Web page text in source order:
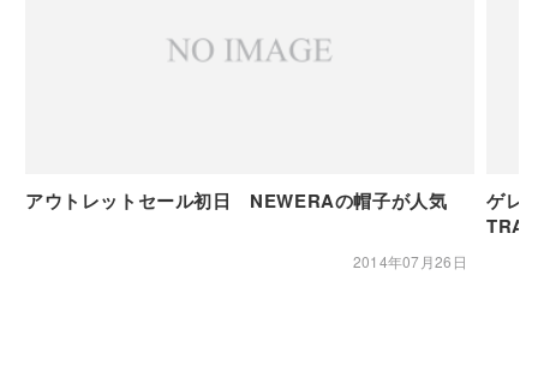
アウトレットセール初日 NEWERAの帽子が人気
2014年07月26日
ゲレ